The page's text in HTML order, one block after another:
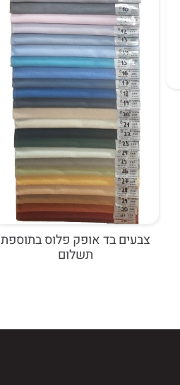
צבעים בד אופק פלוס בתוספת
תשלום